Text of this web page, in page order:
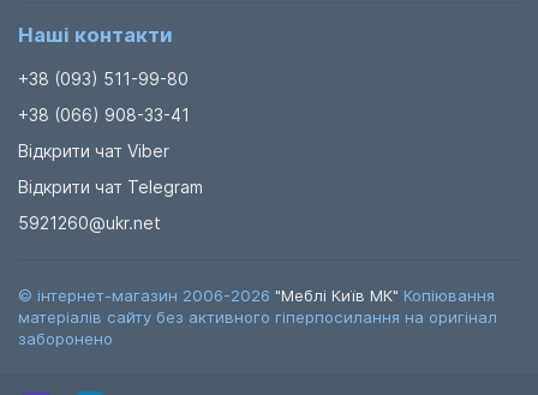
Наші контакти
+38 (093) 511-99-80
+38 (066) 908-33-41
Відкрити чат Viber
Відкрити чат Telegram
5921260@ukr.net
© інтернет-магазин 2006-2026 "Меблі Київ МК" Копіювання
матеріалів сайту без активного гіперпосилання на оригінал
заборонено